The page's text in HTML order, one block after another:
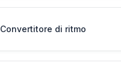
Convertitore di ritmo